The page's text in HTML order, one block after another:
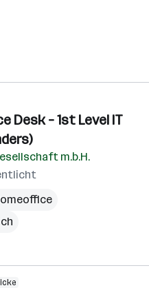
Desk – 1st Level IT
m.b.H.